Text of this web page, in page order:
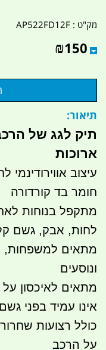
מק"ט : AP522FD12F
₪150
תיאור:
תיק לגג של
ארוכות
עיצוב אווירודינמי
חומר בד קורדורה
מתקפל בנוחות
לחות, אבק, גשם
מתאים למשפחות,
ונוסעים
מתאים לאיכסון
אינו עמיד בפני
כולל רצועות
על הרכב